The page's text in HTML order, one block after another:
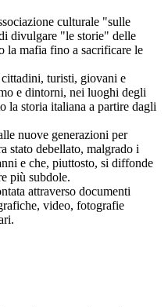
culturale "sulle
divulgare "le storie" delle
la mafia fino a sacrificare le
turisti, giovani e
e dintorni, nei luoghi degli
la storia italiana a partire dagli
nuove generazioni per
stato debellato, malgrado i
e che, piuttosto, si diffonde
più subdole.
attraverso documenti
video, fotografie